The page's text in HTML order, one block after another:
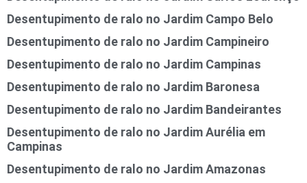
Desentupimento de ralo no Jardim Campo Belo
Desentupimento de ralo no Jardim Campineiro
Desentupimento de ralo no Jardim Campinas
Desentupimento de ralo no Jardim Baronesa
Desentupimento de ralo no Jardim Bandeirantes
Desentupimento de ralo no Jardim Aurélia em
Campinas
Desentupimento de ralo no Jardim Amazonas